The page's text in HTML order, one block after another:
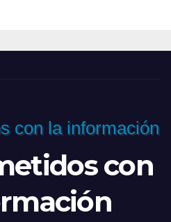
con